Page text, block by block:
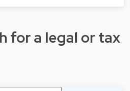
for a legal or tax